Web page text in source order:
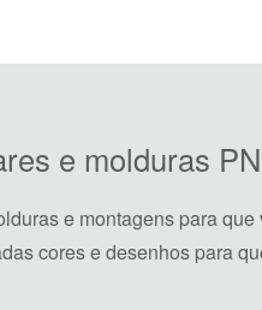
e molduras
e montagens para
cores e desenhos para